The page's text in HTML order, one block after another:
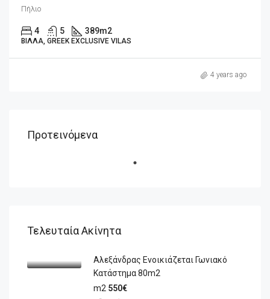
Πήλιο
4 5 389m2
ΒΊΛΛΑ, GREEK EXCLUSIVE VILAS
4 years ago
Προτεινόμενα
Τελευταία Ακίνητα
Αλεξάνδρας Ενοικιάζεται Γωνιακό
Κατάστημα 80m2
m2 550€